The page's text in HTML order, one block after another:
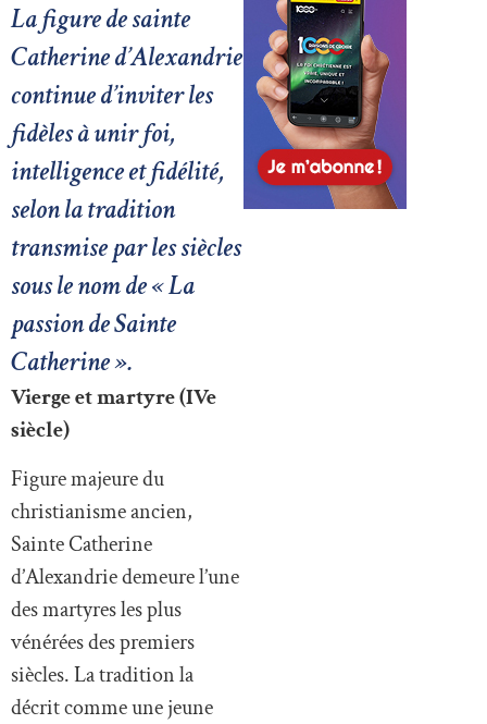
La figure de sainte
Catherine d’Alexandrie
continue d’inviter les
fidèles à unir foi,
intelligence et fidélité,
selon la tradition
transmise par les siècles
sous le nom de « La
passion de Sainte
Catherine ».
Vierge et martyre (IVe
siècle)
Figure majeure du
christianisme ancien,
Sainte Catherine
d’Alexandrie demeure l’une
des martyres les plus
vénérées des premiers
siècles. La tradition la
décrit comme une jeune